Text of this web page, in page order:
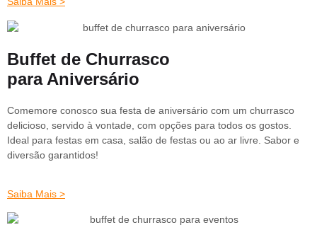
Buffet de Churrasco
para Aniversário
Comemore conosco sua festa de aniversário com um churrasco
delicioso, servido à vontade, com opções para todos os gostos.
Ideal para festas em casa, salão de festas ou ao ar livre. Sabor e
diversão garantidos!
Saiba Mais >